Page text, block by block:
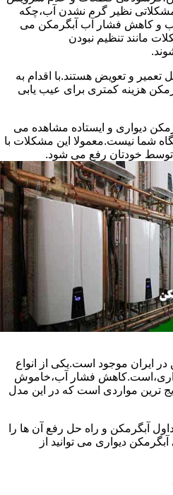
نظیر گرم نشدن آب،چکه
آب و کاهش فشار آب آبگرمکن می
مانند تنظیم نبودن
و تعویض هستند.با اقدام به
هزینه کمتری برای عیب یابی
دیواری و ایستاده مشاهده می
شما نیست.معمولا این مشکلات با
خودتان رفع می شود.
در ایران موجود است.یکی از انواع
فشار آب،خاموش
ترین مواردی است که در این مدل
آبگرمکن و راه حل رفع آن ها را
دیواری می توانید از